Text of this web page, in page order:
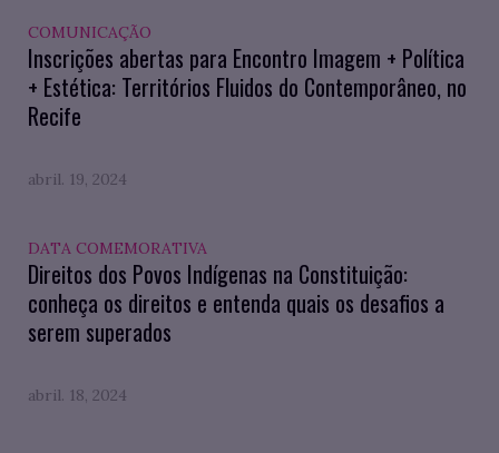
COMUNICAÇÃO
Inscrições abertas para Encontro Imagem + Política
+ Estética: Territórios Fluidos do Contemporâneo, no
Recife
abril. 19, 2024
DATA COMEMORATIVA
Direitos dos Povos Indígenas na Constituição:
conheça os direitos e entenda quais os desafios a
serem superados
abril. 18, 2024